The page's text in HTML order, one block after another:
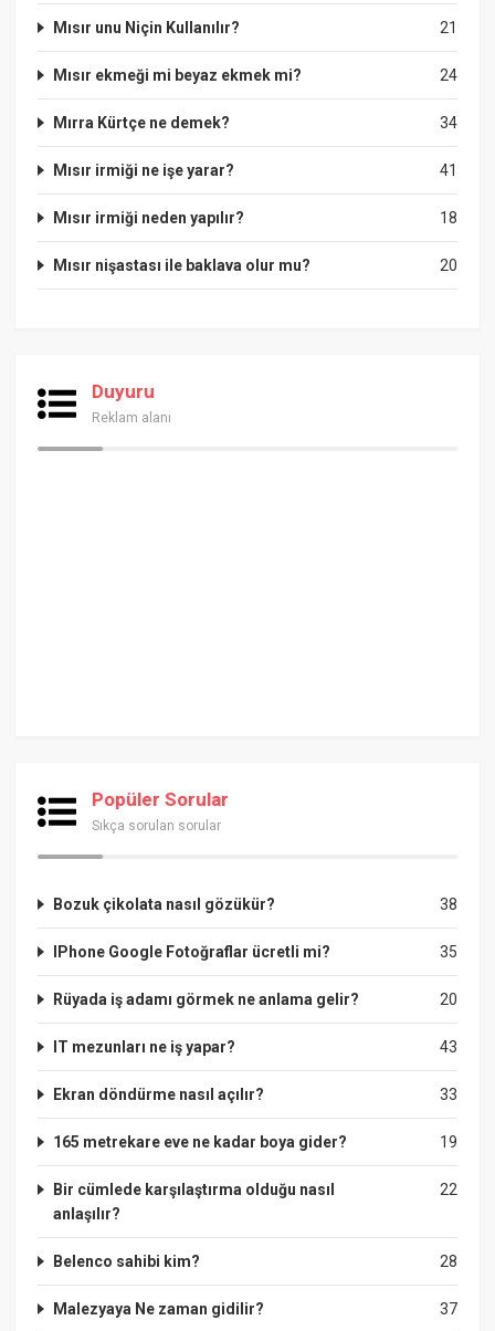
21
Mısır unu Niçin Kullanılır?
24
Mısır ekmeği mi beyaz ekmek mi?
34
Mırra Kürtçe ne demek?
41
Mısır irmiği ne işe yarar?
18
Mısır irmiği neden yapılır?
20
Mısır nişastası ile baklava olur mu?
Duyuru
Reklam alanı
Popüler Sorular
Sıkça sorulan sorular
38
Bozuk çikolata nasıl gözükür?
35
IPhone Google Fotoğraflar ücretli mi?
20
Rüyada iş adamı görmek ne anlama gelir?
43
IT mezunları ne iş yapar?
33
Ekran döndürme nasıl açılır?
19
165 metrekare eve ne kadar boya gider?
22
Bir cümlede karşılaştırma olduğu nasıl
anlaşılır?
28
Belenco sahibi kim?
37
Malezyaya Ne zaman gidilir?